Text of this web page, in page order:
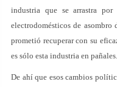
industria que se arrastra
electrodomésticos de
prometió recuperar con su
es sólo esta industria en
De ahí que esos cambios